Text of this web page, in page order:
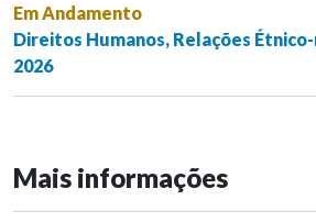
Em Andamento
Direitos Humanos, Relações Étnico-
2026
Mais informações